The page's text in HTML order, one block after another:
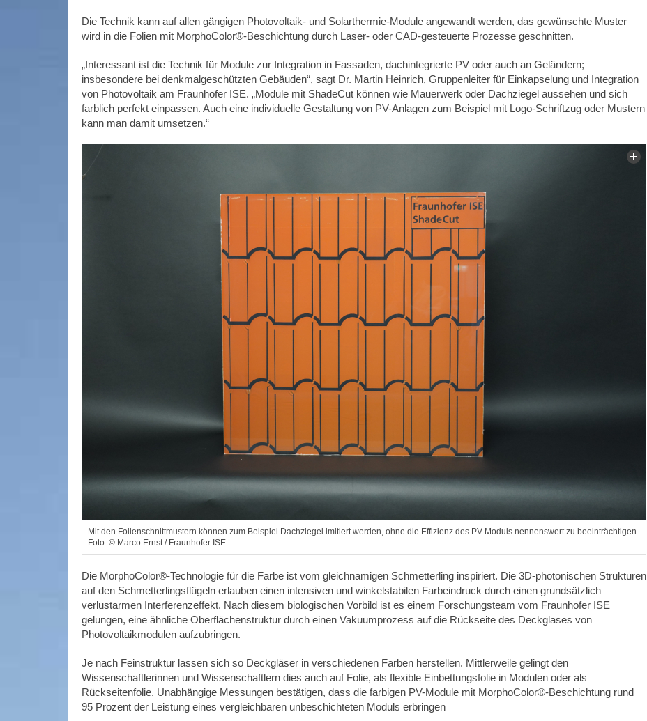
Die Technik kann auf allen gängigen Photovoltaik- und Solarthermie-Module angewandt werden, das gewünschte Muster
wird in die Folien mit MorphoColor®-Beschichtung durch Laser- oder CAD-gesteuerte Prozesse geschnitten.
„Interessant ist die Technik für Module zur Integration in Fassaden, dachintegrierte PV oder auch an Geländern;
insbesondere bei denkmalgeschützten Gebäuden“, sagt Dr. Martin Heinrich, Gruppenleiter für Einkapselung und Integration
von Photovoltaik am Fraunhofer ISE. „Module mit ShadeCut können wie Mauerwerk oder Dachziegel aussehen und sich
farblich perfekt einpassen. Auch eine individuelle Gestaltung von PV-Anlagen zum Beispiel mit Logo-Schriftzug oder Mustern
kann man damit umsetzen.“
Mit den Folienschnittmustern können zum Beispiel Dachziegel imitiert werden, ohne die Effizienz des PV-Moduls nennenswert zu beeinträchtigen.
Foto: © Marco Ernst / Fraunhofer ISE
Die MorphoColor®-Technologie für die Farbe ist vom gleichnamigen Schmetterling inspiriert. Die 3D-photonischen Strukturen
auf den Schmetterlingsflügeln erlauben einen intensiven und winkelstabilen Farbeindruck durch einen grundsätzlich
verlustarmen Interferenzeffekt. Nach diesem biologischen Vorbild ist es einem Forschungsteam vom Fraunhofer ISE
gelungen, eine ähnliche Oberflächenstruktur durch einen Vakuumprozess auf die Rückseite des Deckglases von
Photovoltaikmodulen aufzubringen.
Je nach Feinstruktur lassen sich so Deckgläser in verschiedenen Farben herstellen. Mittlerweile gelingt den
Wissenschaftlerinnen und Wissenschaftlern dies auch auf Folie, als flexible Einbettungsfolie in Modulen oder als
Rückseitenfolie. Unabhängige Messungen bestätigen, dass die farbigen PV-Module mit MorphoColor®-Beschichtung rund
95 Prozent der Leistung eines vergleichbaren unbeschichteten Moduls erbringen